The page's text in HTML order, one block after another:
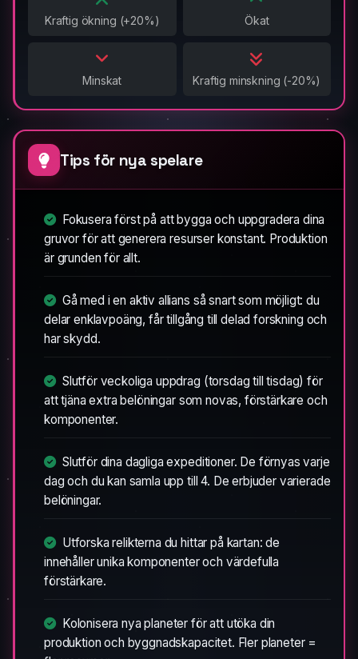
Kraftig ökning (+20%) Ökat
Minskat Kraftig minskning (-20%)
Tips för nya spelare
Fokusera först på att bygga och uppgradera dina
gruvor för att generera resurser konstant. Produktion
är grunden för allt.
Gå med i en aktiv allians så snart som möjligt: du
delar enklavpoäng, får tillgång till delad forskning och
har skydd.
Slutför veckoliga uppdrag (torsdag till tisdag) för
att tjäna extra belöningar som novas, förstärkare och
komponenter.
Slutför dina dagliga expeditioner. De förnyas varje
dag och du kan samla upp till 4. De erbjuder varierade
belöningar.
Utforska relikterna du hittar på kartan: de
innehåller unika komponenter och värdefulla
förstärkare.
Kolonisera nya planeter för att utöka din
produktion och byggnadskapacitet. Fler planeter =